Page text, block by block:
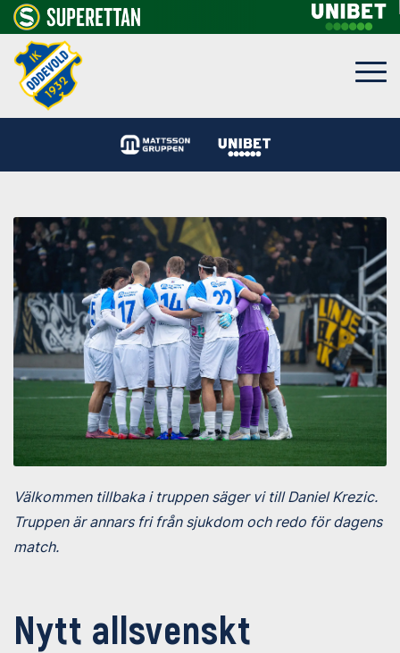
Välkommen tillbaka i truppen säger vi till Daniel Krezic.
Truppen är annars fri från sjukdom och redo för dagens
match.
Nytt allsvenskt